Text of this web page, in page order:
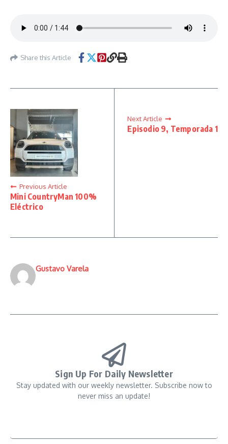
Share this Article
Previous Article
Mini CountryMan 100%
Eléctrico
Next Article
Episodio 9, Temporada 1
Gustavo Varela
Sign Up For Daily Newsletter
Stay updated with our weekly newsletter. Subscribe now to
never miss an update!